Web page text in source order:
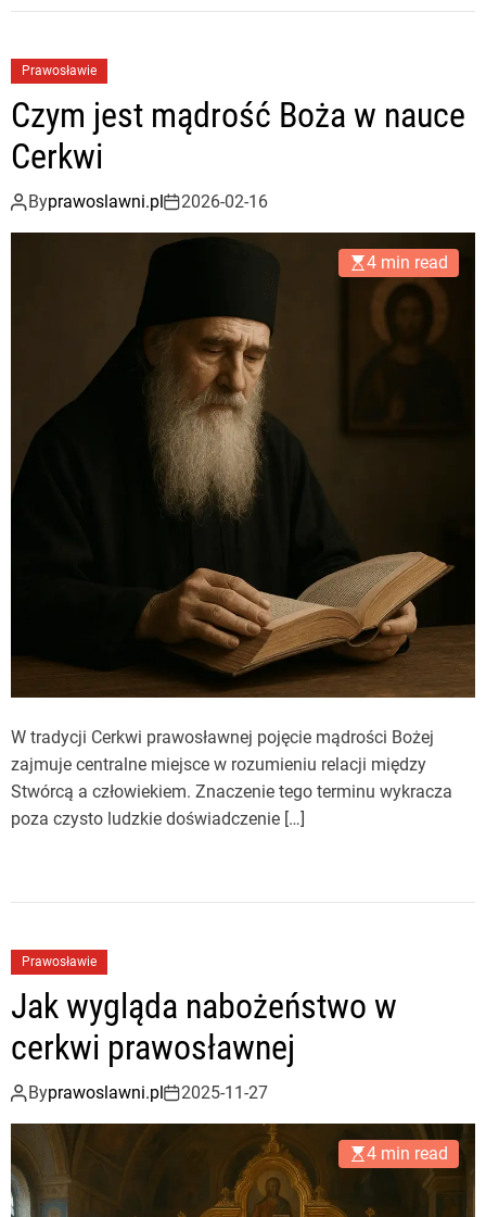
Prawosławie
Czym jest mądrość Boża w nauce
Cerkwi
Byprawoslawni.pl 2026-02-16
4 min read
W tradycji Cerkwi prawosławnej pojęcie mądrości Bożej
zajmuje centralne miejsce w rozumieniu relacji między
Stwórcą a człowiekiem. Znaczenie tego terminu wykracza
poza czysto ludzkie doświadczenie […]
Prawosławie
Jak wygląda nabożeństwo w
cerkwi prawosławnej
Byprawoslawni.pl 2025-11-27
4 min read